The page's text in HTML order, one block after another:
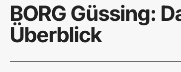
BORG Güssing:
Überblick